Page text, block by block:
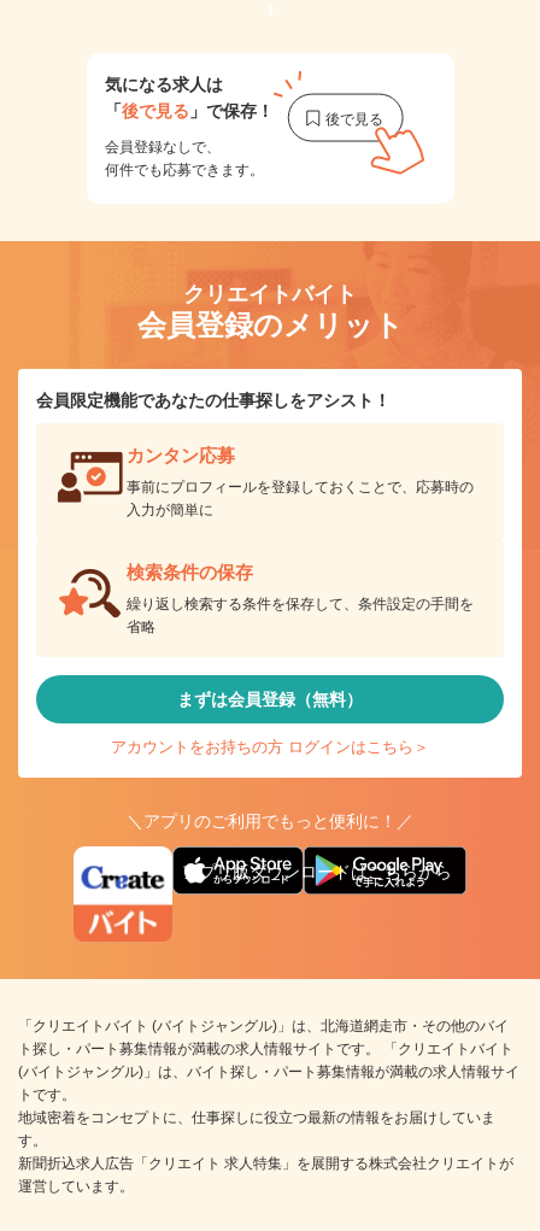
1
気になる求人は
「後で見る 」で保存！
会員登録なしで、
何件でも応募できます。
クリエイトバイト
会員登録のメリット
会員限定機能であなたの仕事探しをアシスト！
カンタン応募
事前にプロフィールを登録しておくことで、応募時の
入力が簡単に
検索条件の保存
繰り返し検索する条件を保存して、条件設定の手間を
省略
まずは会員登録（無料）
アカウントをお持ちの方 ログインはこちら＞
＼アプリのご利用でもっと便利に！／
アプリ版ダウンロードはこちらから
「クリエイトバイト (バイトジャングル)」は、北海道網走市・その他のバイ
ト探し・パート募集情報が満載の求人情報サイトです。 「クリエイトバイト
(バイトジャングル)」は、バイト探し・パート募集情報が満載の求人情報サイ
トです。
地域密着をコンセプトに、仕事探しに役立つ最新の情報をお届けしていま
す。
新聞折込求人広告「クリエイト 求人特集」を展開する株式会社クリエイトが
運営しています。